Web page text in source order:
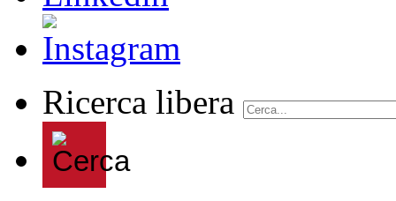
Ricerca libera